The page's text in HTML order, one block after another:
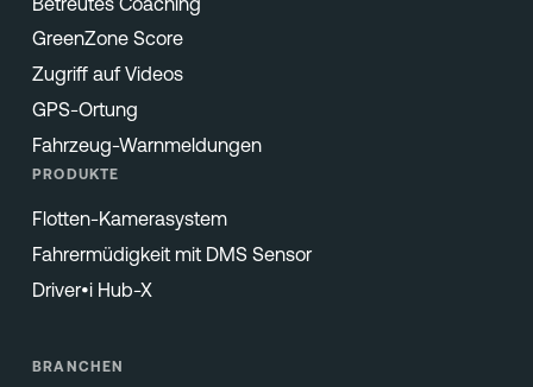
GreenZone Score
Zugriff auf Videos
GPS-Ortung
Fahrzeug-Warnmeldungen
PRODUKTE
Flotten-Kamerasystem
Fahrermüdigkeit mit DMS Sensor
Driver•i Hub-X
BRANCHEN